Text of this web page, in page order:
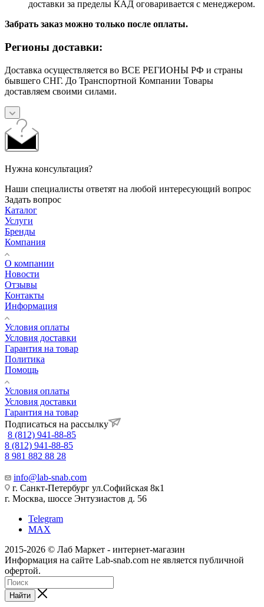
доставки за пределы КАД оговаривается с менеджером.
Забрать заказ можно только после оплаты.
Регионы доставки:
Доставка осуществляется во ВСЕ РЕГИОНЫ РФ и страны
бывшего СНГ. До Транспортной Компании Товары
доставляем своими силами.
Нужна консультация?
Наши специалисты ответят на любой интересующий вопрос
Задать вопрос
Каталог
Услуги
Бренды
Компания
О компании
Новости
Отзывы
Контакты
Информация
Условия оплаты
Условия доставки
Гарантия на товар
Политика
Помощь
Условия оплаты
Условия доставки
Гарантия на товар
Подписаться на рассылку
8 (812) 941-88-85
8 (812) 941-88-85
8 981 882 88 28
info@lab-snab.com
г. Санкт-Петербург ул.Софийская 8к1
г. Москва, шоссе Энтузиастов д. 56
Telegram
MAX
2015-2026 © Лаб Маркет - интернет-магазин
Информация на сайте Lab-snab.com не является публичной
офертой.
Найти